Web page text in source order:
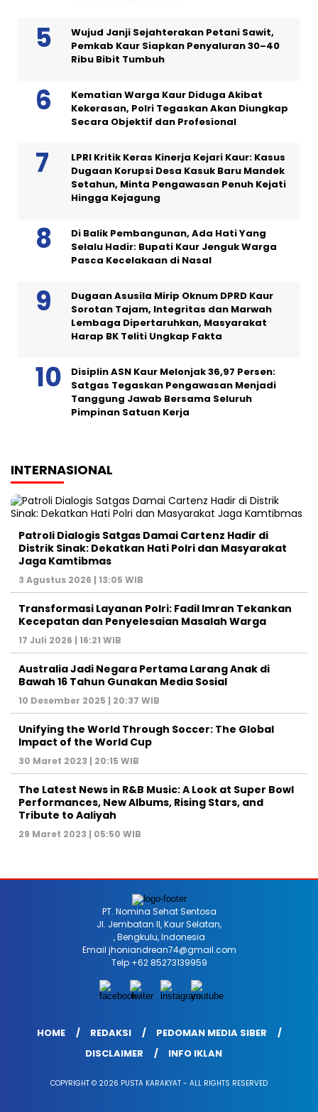
Wujud Janji Sejahterakan Petani Sawit,
Pemkab Kaur Siapkan Penyaluran 30–40
Ribu Bibit Tumbuh
Kematian Warga Kaur Diduga Akibat
Kekerasan, Polri Tegaskan Akan Diungkap
Secara Objektif dan Profesional
LPRI Kritik Keras Kinerja Kejari Kaur: Kasus
Dugaan Korupsi Desa Kasuk Baru Mandek
Setahun, Minta Pengawasan Penuh Kejati
Hingga Kejagung
Di Balik Pembangunan, Ada Hati Yang
Selalu Hadir: Bupati Kaur Jenguk Warga
Pasca Kecelakaan di Nasal
Dugaan Asusila Mirip Oknum DPRD Kaur
Sorotan Tajam, Integritas dan Marwah
Lembaga Dipertaruhkan, Masyarakat
Harap BK Teliti Ungkap Fakta
Disiplin ASN Kaur Melonjak 36,97 Persen:
Satgas Tegaskan Pengawasan Menjadi
Tanggung Jawab Bersama Seluruh
Pimpinan Satuan Kerja
INTERNASIONAL
Patroli Dialogis Satgas Damai Cartenz Hadir di
Distrik Sinak: Dekatkan Hati Polri dan Masyarakat
Jaga Kamtibmas
3 Agustus 2026 | 13:05 WIB
Transformasi Layanan Polri: Fadil Imran Tekankan
Kecepatan dan Penyelesaian Masalah Warga
17 Juli 2026 | 16:21 WIB
Australia Jadi Negara Pertama Larang Anak di
Bawah 16 Tahun Gunakan Media Sosial
10 Desember 2025 | 20:37 WIB
Unifying the World Through Soccer: The Global
Impact of the World Cup
30 Maret 2023 | 20:15 WIB
The Latest News in R&B Music: A Look at Super Bowl
Performances, New Albums, Rising Stars, and
Tribute to Aaliyah
29 Maret 2023 | 05:50 WIB
PT. Nomina Sehat Sentosa
Jl. Jembatan II, Kaur Selatan,
, Bengkulu, Indonesia
Email jhoniandrean74@gmail.com
Telp +62 85273139959
HOME REDAKSI
PEDOMAN MEDIA SIBER
DISCLAIMER
INFO IKLAN
COPYRIGHT © 2026 PUSTA KARAKYAT - ALL RIGHTS RESERVED